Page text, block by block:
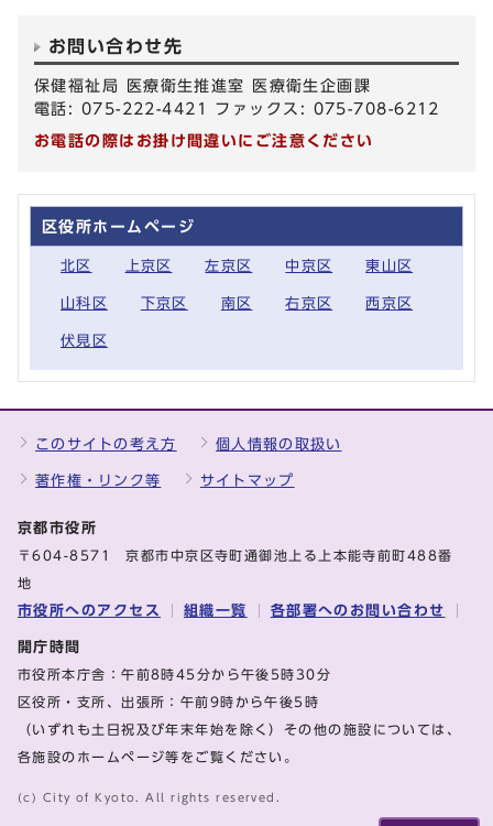
お問い合わせ先
保健福祉局 医療衛生推進室 医療衛生企画課
電話: 075-222-4421 ファックス: 075-708-6212
お電話の際はお掛け間違いにご注意ください
区役所ホームページ
北区 上京区 左京区 中京区 東山区
山科区 下京区 南区 右京区 西京区
伏見区
このサイトの考え方 個人情報の取扱い
著作権・リンク等 サイトマップ
京都市役所
〒604-8571 京都市中京区寺町通御池上る上本能寺前町488番
地
市役所へのアクセス 組織一覧 各部署へのお問い合わせ
開庁時間
市役所本庁舎：午前8時45分から午後5時30分
区役所・支所、出張所：午前9時から午後5時
（いずれも土日祝及び年末年始を除く）その他の施設については、
各施設のホームページ等をご覧ください。
(c) City of Kyoto. All rights reserved.